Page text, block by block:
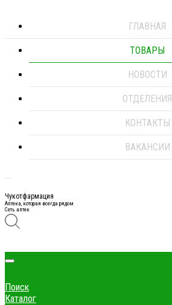
ГЛАВНАЯ
ТОВАРЫ
НОВОСТИ
ОТДЕЛЕНИЯ
КОНТАКТЫ
ВАКАНСИИ
Чукотфармация
Аптека, которая всегда рядом
Сеть аптек
Поиск
Каталог